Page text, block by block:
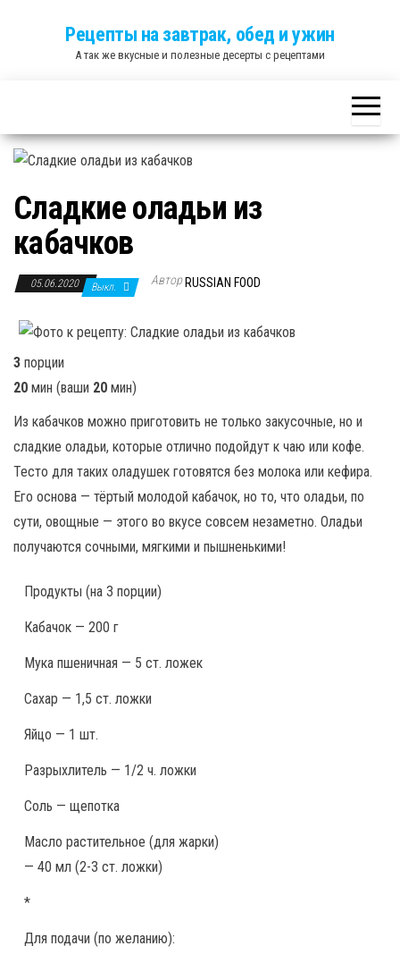
Рецепты на завтрак, обед и ужин
А так же вкусные и полезные десерты с рецептами
Сладкие оладьи из
кабачков
05.06.2020 Выкл. Автор RUSSIAN FOOD
3 порции
20 мин (ваши 20 мин)
Из кабачков можно приготовить не только закусочные, но и
сладкие оладьи, которые отлично подойдут к чаю или кофе.
Тесто для таких оладушек готовятся без молока или кефира.
Его основа — тёртый молодой кабачок, но то, что оладьи, по
сути, овощные — этого во вкусе совсем незаметно. Оладьи
получаются сочными, мягкими и пышненькими!
Продукты (на 3 порции)
Кабачок — 200 г
Мука пшеничная — 5 ст. ложек
Сахар — 1,5 ст. ложки
Яйцо — 1 шт.
Разрыхлитель — 1/2 ч. ложки
Соль — щепотка
Масло растительное (для жарки)
— 40 мл (2-3 ст. ложки)
*
Для подачи (по желанию):